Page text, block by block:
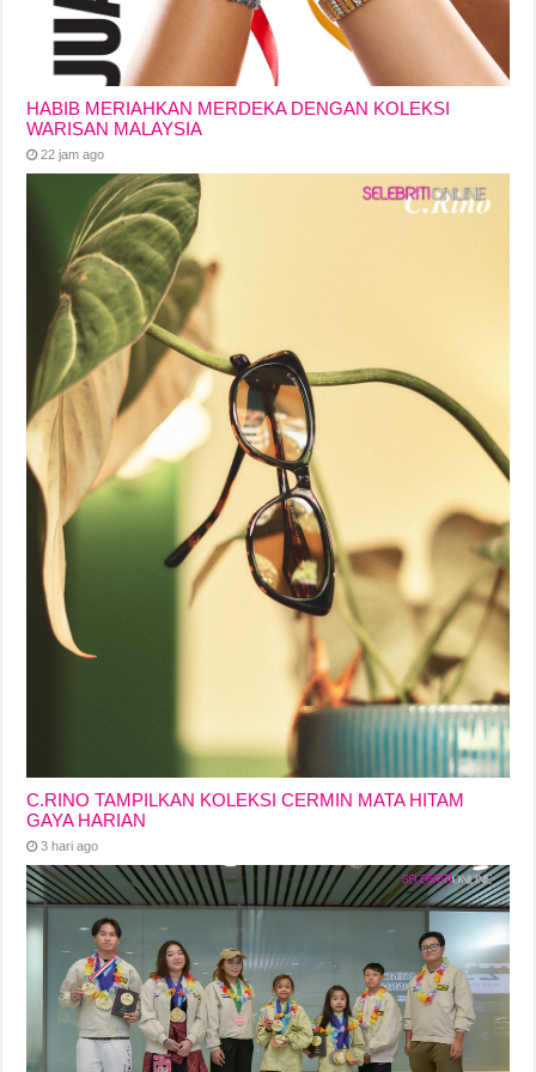
HABIB MERIAHKAN MERDEKA DENGAN KOLEKSI
WARISAN MALAYSIA
22 jam ago
C.RINO TAMPILKAN KOLEKSI CERMIN MATA HITAM
GAYA HARIAN
3 hari ago